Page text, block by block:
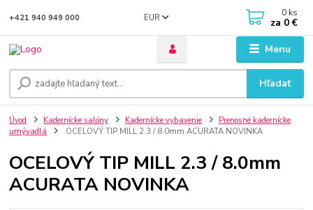
Menu
EUR
Hľadať
+421 940 949 000 0 ks
za 0 €
Úvod Kadernícke salóny Kadernícke vybavenie
Prenosné kadernícke
umývadlá
OCELOVÝ TIP MILL 2.3 / 8.0mm ACURATA NOVINKA
OCELOVÝ TIP MILL 2.3 / 8.0mm
ACURATA NOVINKA